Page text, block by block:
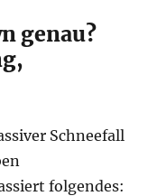
genau?
Schneefall
folgendes: